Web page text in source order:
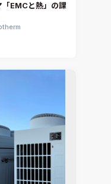
EMCと熱」の課